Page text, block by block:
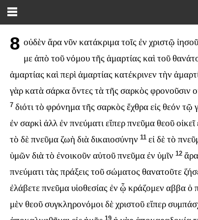
8 οὐδὲν ἄρα νῦν κατάκριμα τοῖς ἐν χριστῷ ἰησοῦ
με ἀπὸ τοῦ νόμου τῆς ἁμαρτίας καὶ τοῦ
ἁμαρτίας καὶπερὶἁμαρτίας κατέκρινεν τὴν
γὰρκατὰσάρκαὄντες τὰτῆς σαρκὸς φρονοῦσιν
7 διότιτὸ φρόνηματῆς σαρκὸς ἔχθραεἰς θεόν τῷ
ἐν σαρκὶἀλλἐν πνεύματιεἴπερπνεῦμαθεοῦοἰκεῖ
τὸ δὲπνεῦμαζωὴ διὰδικαιοσύνην 11 εἰδὲτὸ
ὑμῶν διὰτὸ ἐνοικοῦν αὐτοῦπνεῦμαἐν ὑμῖν 12 ἄρα
πνεύματιτὰς πράξεις τοῦσώματος θανατοῦτε
ἐλάβετεπνεῦμαυἱοθεσίας ἐν ᾧ κράζομεν αββαὁ
μὲν θεοῦσυγκληρονόμοιδὲχριστοῦεἴπερ
19